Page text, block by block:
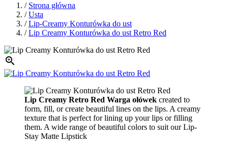
/ Strona główna
/ Usta
/ Lip-Creamy Konturówka do ust
/ Lip Creamy Konturówka do ust Retro Red

Lip Creamy Retro Red Warga ołówek created to
form, fill, or create beautiful lines on the lips. A creamy
texture that is perfect for lining up your lips or filling
them. A wide range of beautiful colors to suit our Lip-
Stay Matte Lipstick